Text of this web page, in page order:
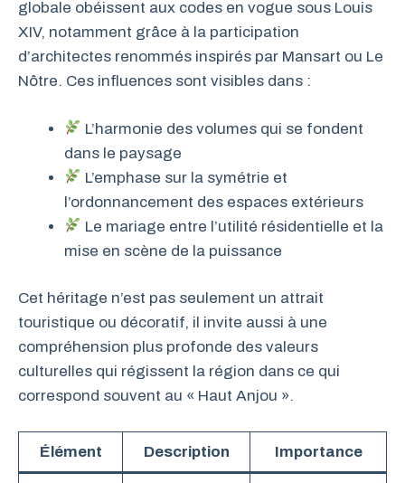
globale obéissent aux codes en vogue sous Louis
XIV, notamment grâce à la participation
d’architectes renommés inspirés par Mansart ou Le
Nôtre. Ces influences sont visibles dans :
L’harmonie des volumes qui se fondent
dans le paysage
L’emphase sur la symétrie et
l’ordonnancement des espaces extérieurs
Le mariage entre l’utilité résidentielle et la
mise en scène de la puissance
Cet héritage n’est pas seulement un attrait
touristique ou décoratif, il invite aussi à une
compréhension plus profonde des valeurs
culturelles qui régissent la région dans ce qui
correspond souvent au « Haut Anjou ».
Élément Description Importance